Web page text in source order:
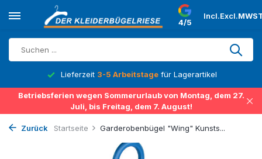
4/5
Incl.Excl.
Lieferzeit 3-5 Arbeitstage für Lagerartikel
Betriebsferien wegen Sommerurlaub von Montag, dem 27.
Juli, bis Freitag, dem 7. August!
Zurück Startseite Garderobenbügel "Wing" Kunsts...